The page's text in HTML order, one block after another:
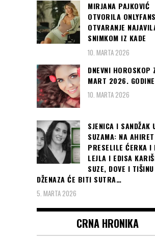
MIRJANA PAJKOVIĆ
OTVORILA
OTVARANJE
SNIMKOM IZ KADE
10. MARTA 2026
DNEVNI HOROSKOP
MART 2026. GODINE
10. MARTA 2026
SJENICA I SANDŽAK
SUZAMA: NA AHIRET
PRESELILE ĆERKA I
LEJLA I EDISA
SUZE, DOVE I TIŠINU
DŽENAZA ĆE BITI SUTRA…
5. MARTA 2026
CRNA HRONIKA